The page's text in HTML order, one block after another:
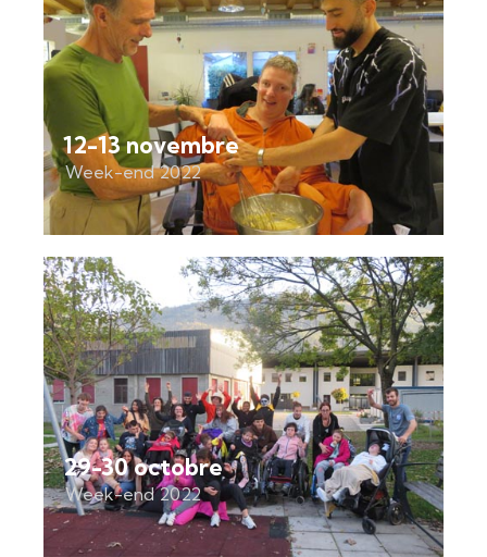
12-13 novembre
Week-end 2022
29-30 octobre
Week-end 2022